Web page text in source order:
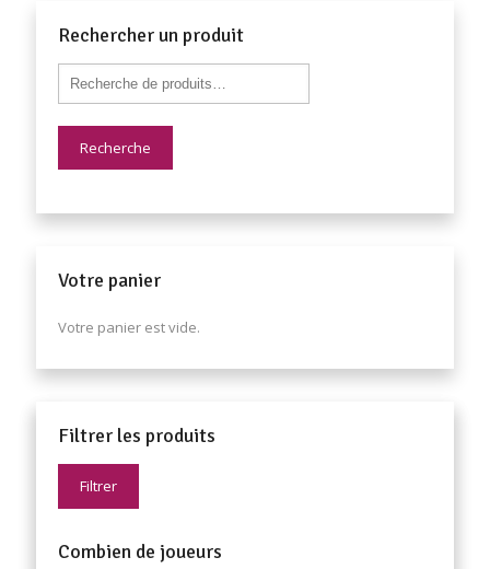
Rechercher un produit
Recherche
Votre panier
Votre panier est vide.
Filtrer les produits
Filtrer
Combien de joueurs